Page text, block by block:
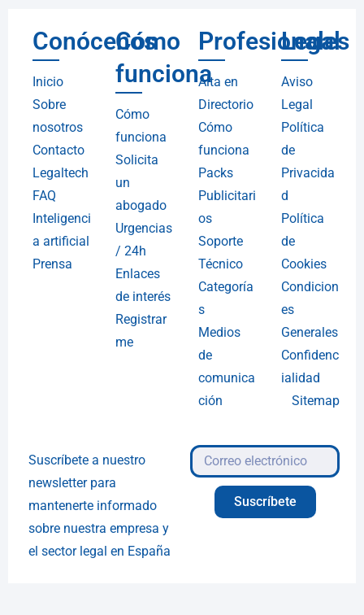
Conócenos
Inicio
Sobre
nosotros
Contacto
Legaltech
FAQ
Inteligenci
a artificial
Prensa
Cómo
funciona
Cómo
funciona
Solicita
un
abogado
Urgencias
/ 24h
Enlaces
de interés
Registrar
me
Profesionales
Alta en
Directorio
Cómo
funciona
Packs
Publicitari
os
Soporte
Técnico
Categoría
s
Medios
de
comunica
ción
Legal
Aviso
Legal
Política
de
Privacida
d
Política
de
Cookies
Condicion
es
Generales
Confidenc
ialidad
Sitemap
Suscríbete a nuestro
newsletter para
mantenerte informado
sobre nuestra empresa y
el sector legal en España
Suscríbete